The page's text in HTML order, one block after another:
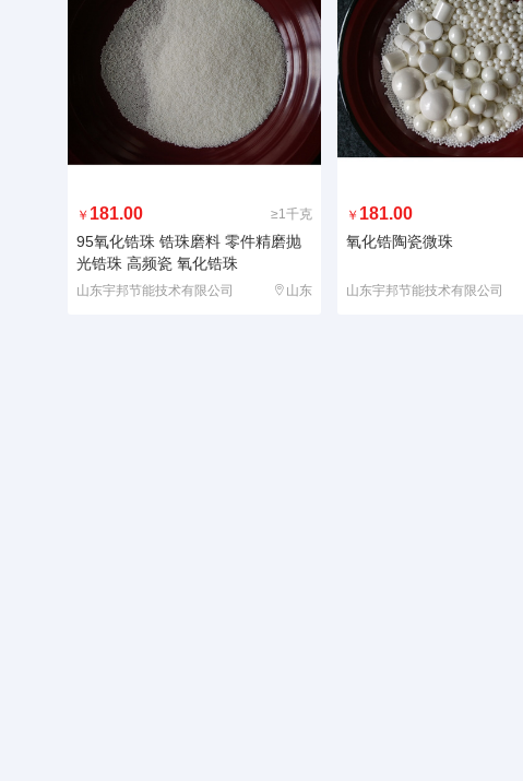
￥ 181.00 ≥1千克
95氧化锆珠 锆珠磨料 零件精磨抛
光锆珠 高频瓷 氧化锆珠
山东宇邦节能技术有限公司 山东
￥ 181.00
氧化锆陶瓷微珠
山东宇邦节能技术有限公司